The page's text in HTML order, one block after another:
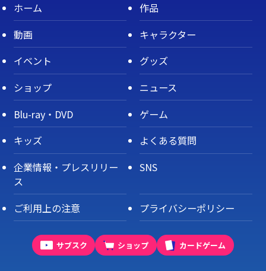
ホーム
作品
動画
キャラクター
イベント
グッズ
ショップ
ニュース
Blu-ray・DVD
ゲーム
キッズ
よくある質問
企業情報・プレスリリー
ス
SNS
ご利用上の注意 プライバシーポリシー
サブスク ショップ カードゲーム